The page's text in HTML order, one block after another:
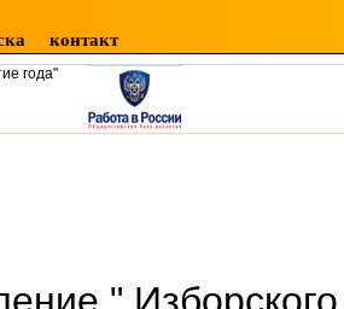
контакт
года"